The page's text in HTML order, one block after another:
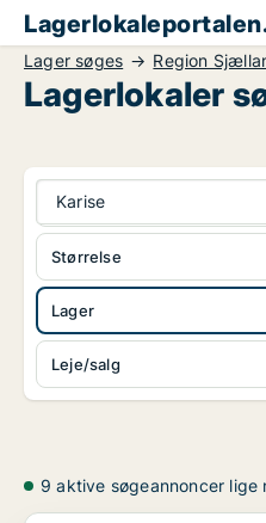
Lager søges Region
Lagerlokaler
Karise
Lager
Leje/salg
Størrelse
9 aktive søgeannoncer lige